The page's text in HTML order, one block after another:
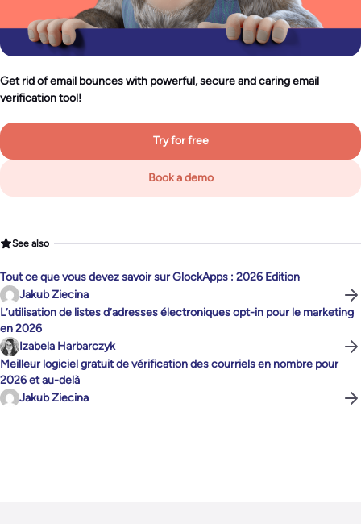
Get rid of email bounces with powerful, secure and caring email
verification tool!
Try for free
Book a demo
See also
Tout ce que vous devez savoir sur GlockApps : 2026 Edition
Jakub Ziecina
L’utilisation de listes d’adresses électroniques opt-in pour le marketing
en 2026
Izabela Harbarczyk
Meilleur logiciel gratuit de vérification des courriels en nombre pour
2026 et au-delà
Jakub Ziecina